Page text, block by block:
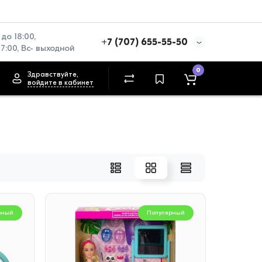
18:00,
Вс- выходной
+7 (707) 655-55-50
Здравствуйте,
войдите в кабинет
0
Материнская плата ASRock
A620AM-HVS AM5 2xDDR5
Популярный